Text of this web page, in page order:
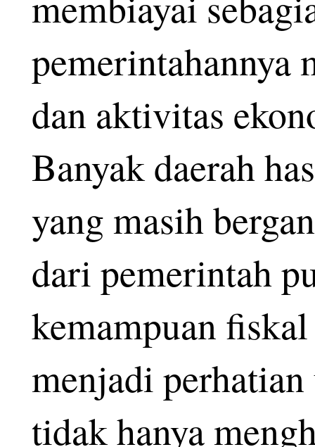
pemerintahannya
dan aktivitas
Banyak daerah
yang masih
dari pemerintah
kemampuan
menjadi
tidak hanya